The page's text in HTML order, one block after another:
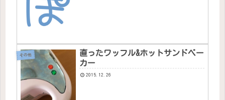
その他
直ったワッフル&ホットサンドベー
カー
2015.12.26